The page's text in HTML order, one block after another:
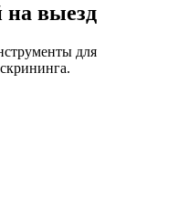
на выезд
для